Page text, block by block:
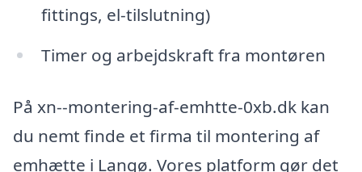
fittings, el-tilslutning)
Timer og arbejdskraft fra montøren
På xn--montering-af-emhtte-0xb.dk kan
du nemt finde et firma til montering af
emhætte i Langø. Vores platform gør det